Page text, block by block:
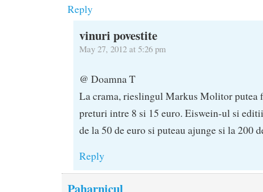
Reply
vinuri povestite
May 27, 2012 at 5:26 pm
@ Doamna T
La crama, rieslingul Markus Molitor putea
preturi intre 8 si 15 euro. Eiswein-ul si
de la 50 de euro si puteau ajunge si la 200
Reply
Paharnicul